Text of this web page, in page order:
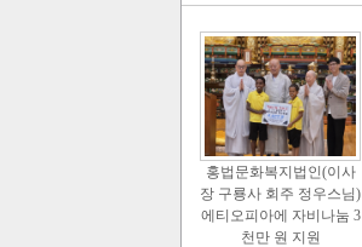
홍법문화복지법인(이사
장 구룡사 회주 정우스님)
에티오피아에 자비나눔 3
천만 원 지원